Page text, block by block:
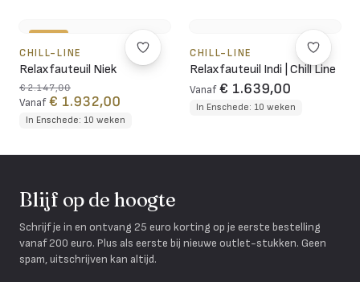
CHILL-LINE
Relaxfauteuil Niek
€ 2.147,00
Vanaf € 1.932,00
In Enschede: 10 weken
CHILL-LINE
Relaxfauteuil Indi | Chill Line
Vanaf € 1.639,00
In Enschede: 10 weken
Blijf op de hoogte
Schrijf je in en ontvang 25 euro korting op je eerste bestelling
vanaf 200 euro. Plus als eerste bij nieuwe outlet-stukken. Geen
spam, uitschrijven kan altijd.